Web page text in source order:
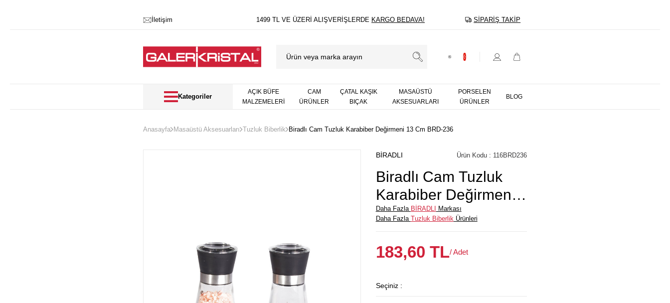
İletişim 1499 TL VE ÜZERI ALIŞVERIŞLERDE KARGO BEDAVA! SIPARIŞ TAKIP
Kategoriler
AÇIK BÜFE
MALZEMELERİ
CAM
ÜRÜNLER
ÇATAL KAŞIK
BIÇAK
MASAÜSTÜ
AKSESUARLARI
PORSELEN
ÜRÜNLER
BLOG
Anasayfa Masaüstü Aksesuarları Tuzluk Biberlik Biradlı Cam Tuzluk Karabiber Değirmeni 13 Cm BRD-236
BİRADLI Ürün Kodu : 116BRD236
Biradlı Cam Tuzluk
Karabiber Değirmeni
13 Cm BRD-236
Daha Fazla BİRADLI
Markası
Daha Fazla Tuzluk BiberlikÜrünleri
183,60 TL/ Adet
Seçiniz :